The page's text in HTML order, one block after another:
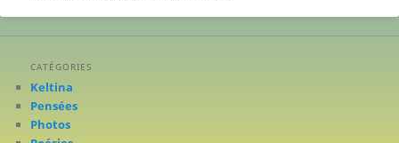
CATÉGORIES
Keltina
Pensées
Photos